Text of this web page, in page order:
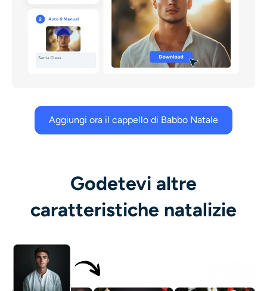
Aggiungi ora il cappello di Babbo Natale
Godetevi altre
caratteristiche natalizie